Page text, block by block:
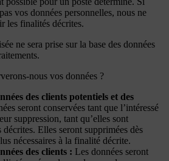
vos données personnelles, nous ne
les finalités décrites.
ne sera prise sur la base des données
nous vos données ?
des clients potentiels et des
seront conservées tant que l’intéressé
suppression, tant qu’elles sont
décrites. Elles seront supprimées dès
nécessaires à la finalité décrite.
des clients : Les données seront